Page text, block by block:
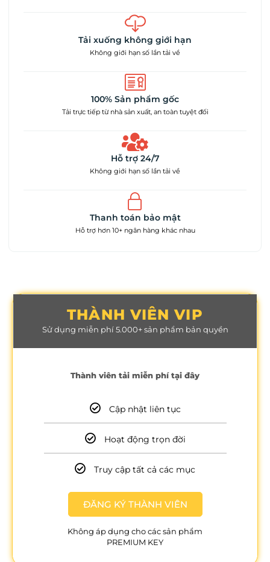
Tải xuống không giới hạn
Không giới hạn số lần tải về
100% Sản phẩm gốc
Tải trực tiếp từ nhà sản xuất, an toàn tuyệt đối
Hỗ trợ 24/7
Không giới hạn số lần tải về
Thanh toán bảo mật
Hỗ trợ hơn 10+ ngân hàng khác nhau
THÀNH VIÊN VIP
Sử dụng miễn phí 5.000+ sản phẩm bản quyền
Thành viên tải miễn phí tại đây
Cập nhật liên tục
Hoạt động trọn đời
Truy cập tất cả các mục
ĐĂNG KÝ THÀNH VIÊN
Không áp dụng cho các sản phẩm
PREMIUM KEY